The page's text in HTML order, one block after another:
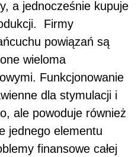
a jednocześnie kupuje
Firmy
powiązań są
wieloma
Funkcjonowanie
dla stymulacji i
ale powoduje również
jednego elementu
finansowe całej